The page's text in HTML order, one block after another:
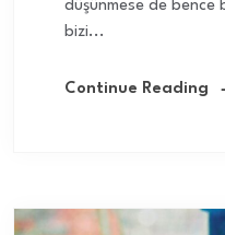
düşünmese de bence
bizi...
Continue Reading